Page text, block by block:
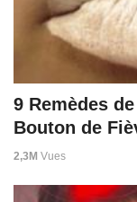
9 Remèdes
Bouton de
2,3M Vues